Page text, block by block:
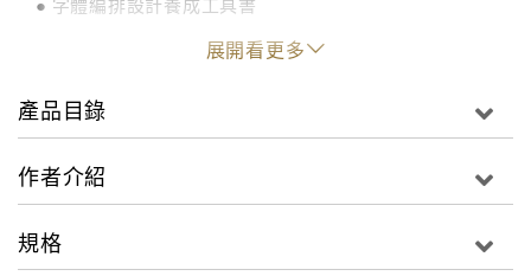
● 適合隨手翻閱
● 反映字體編排設計的各種面向：包括書的歷史、理
● 從印刷紙張到發光螢幕、是涵蓋各種視覺設計媒體的
展開看更多
產品目錄
作者介紹
規格